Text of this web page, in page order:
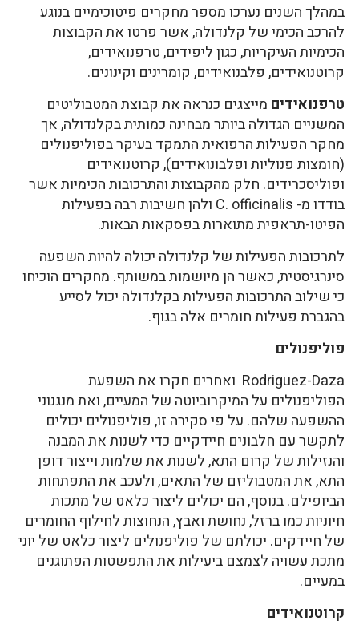
במהלך השנים נערכו מספר מחקרים פיטוכימיים בנוגע
להרכב הכימי של קלנדולה, אשר פרטו את הקבוצות
הכימיות העיקריות, כגון ליפידים, טרפנואידים,
קרוטנואידים, פלבנואידים, קומרינים וקינונים.
טרפנואידים מייצגים כנראה את קבוצת המטבוליטים
המשניים הגדולה ביותר מבחינה כמותית בקלנדולה, אך
מחקר הפעילות הרפואית התמקד בעיקר בפוליפנולים
(חומצות פנוליות ופלבונואידים), קרוטנואידים
ופוליסכרידים. חלק מהקבוצות והתרכובות הכימיות אשר
בודדו מ- C. officinalis ולהן חשיבות רבה בפעילות
הפיטו-תראפית מתוארות בפסקאות הבאות.
לתרכובות הפעילות של קלנדולה יכולה להיות השפעה
סינרגיסטית, כאשר הן מיושמות במשותף. מחקרים הוכיחו
כי שילוב התרכובות הפעילות בקלנדולה יכול לסייע
בהגברת פעילות חומרים אלה בגוף.
פוליפנולים
Rodriguez-Daza ואחרים חקרו את השפעת
הפוליפנולים על המיקרוביוטה של ​​המעיים, ואת מנגנוני
ההשפעה שלהם. על פי סקירה זו, פוליפנולים יכולים
לתקשר עם חלבונים חיידקיים כדי לשנות את המבנה
והנזילות של קרום התא, לשנות את שלמות וייצור דופן
התא, את המטבוליזם של התאים, ולעכב את התפתחות
הביופילם. בנוסף, הם יכולים ליצור כלאט של מתכות
חיוניות כמו ברזל, נחושת ואבץ, הנחוצות לחילוף החומרים
של חיידקים. יכולתם של פוליפנולים ליצור כלאט של יוני
מתכת עשויה לצמצם ביעילות את התפשטות הפתוגנים
במעיים.
קרוטנואידים